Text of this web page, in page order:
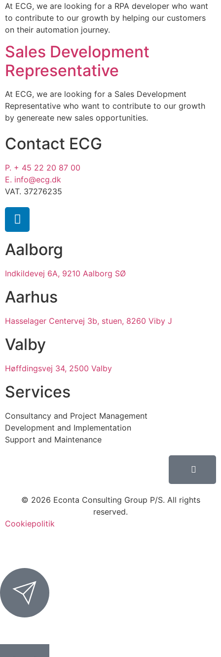
At ECG, we are looking for a RPA developer who want
to contribute to our growth by helping our customers
on their automation journey.
Sales Development
Representative
At ECG, we are looking for a Sales Development
Representative who want to contribute to our growth
by genereate new sales opportunities.
Contact ECG
P. + 45 22 20 87 00
E. info@ecg.dk
VAT. 37276235
Aalborg
Indkildevej 6A, 9210 Aalborg SØ
Aarhus
Hasselager Centervej 3b, stuen, 8260 Viby J
Valby
Høffdingsvej 34, 2500 Valby
Services
Consultancy and Project Management
Development and Implementation
Support and Maintenance
© 2026 Econta Consulting Group P/S. All rights
reserved.
Cookiepolitik